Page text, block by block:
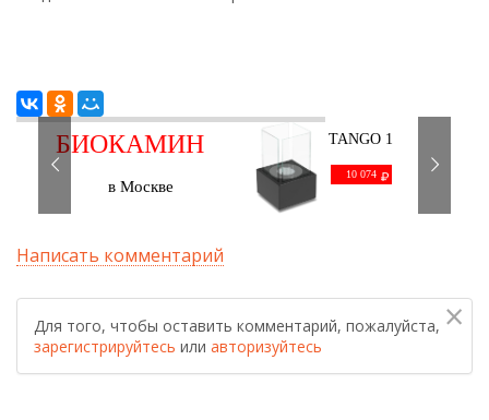
БИОКАМИН
в Москве
TANGO 1
10 074
Написать комментарий
×
Для того, чтобы оставить комментарий, пожалуйста,
зарегистрируйтесь или авторизуйтесь